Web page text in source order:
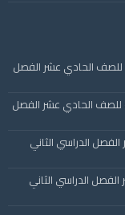
للصف الحادي عشر الفصل
للصف الحادي عشر الفصل
الدراسي الثاني
الدراسي الثاني